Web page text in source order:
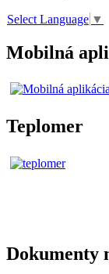
Select Language ▼
Mobilná
Teplomer
Dokumenty